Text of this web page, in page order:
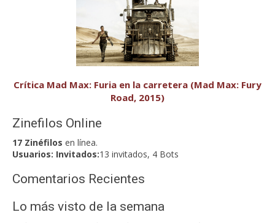
Crítica Mad Max: Furia en la carretera (Mad Max: Fury
Road, 2015)
Zinefilos Online
17 Zinéfilos en línea.
Usuarios: Invitados:13 invitados, 4 Bots
Comentarios Recientes
Lo más visto de la semana